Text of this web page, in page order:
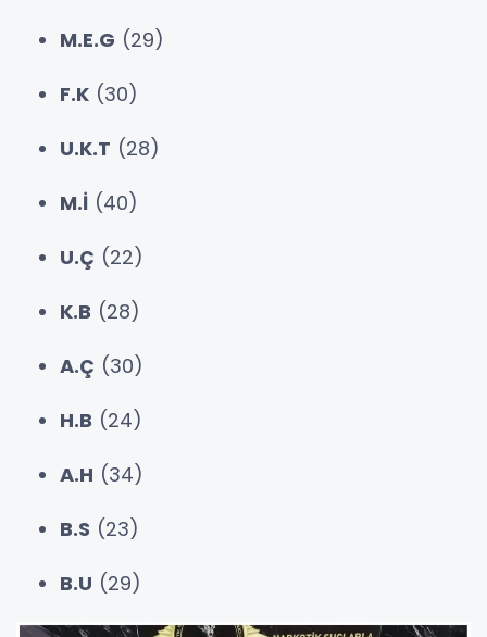
M.E.G (29)
F.K (30)
U.K.T (28)
M.İ (40)
U.Ç (22)
K.B (28)
A.Ç (30)
H.B (24)
A.H (34)
B.S (23)
B.U (29)